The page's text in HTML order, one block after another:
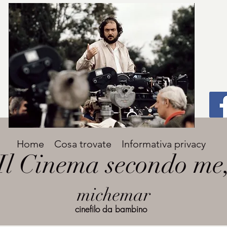
Titolo
grande
Avenir Light una delle font preferite dai
designer. Facile da leggere, viene
utilizzata per titoli e paragrafi.
Cinema secondo
michemar
Home Cosa trovate Informativa privacy
cinefilo da bambino